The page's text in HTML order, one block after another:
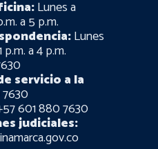
Lunes a
a 5 p.m.
Lunes
p.m. a 4 p.m.
servicio a la
601 880 7630
judiciales: